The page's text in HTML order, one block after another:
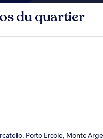
du quartier
Porto Ercole, Monte